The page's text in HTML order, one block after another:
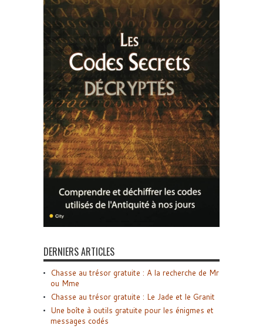
DERNIERS ARTICLES
Chasse au trésor gratuite : A la recherche de Mr
ou Mme
Chasse au trésor gratuite : Le Jade et le Granit
Une boîte à outils gratuite pour les énigmes et
messages codés